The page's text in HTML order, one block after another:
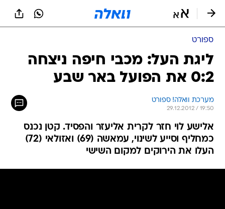
ספורט
ליגת העל: מכבי חיפה ניצחה
0:2 את הפועל באר שבע
מערכת וואלה! ספורט
29.12.2012 / 19:50
אלישע לוי חזר לקרית אליעזר והפסיד. קטן נכנס
כמחליף וסייע לשינוי, עמאשה (69) ואזולאי (72)
העלו את הירוקים למקום השישי